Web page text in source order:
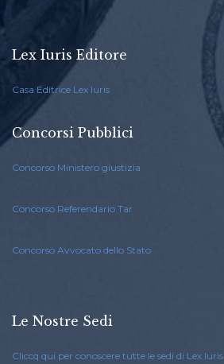
Lex Iuris Editore
Casa Editrice Lex Iuris
Concorsi Pubblici
Concorso Ministero giustizia
Concorso Referendario Tar
Concorso Avvocato dello Stato
Le Nostre Sedi
Cliccq qui per conoscere tutte le sedi di Lex Iuris